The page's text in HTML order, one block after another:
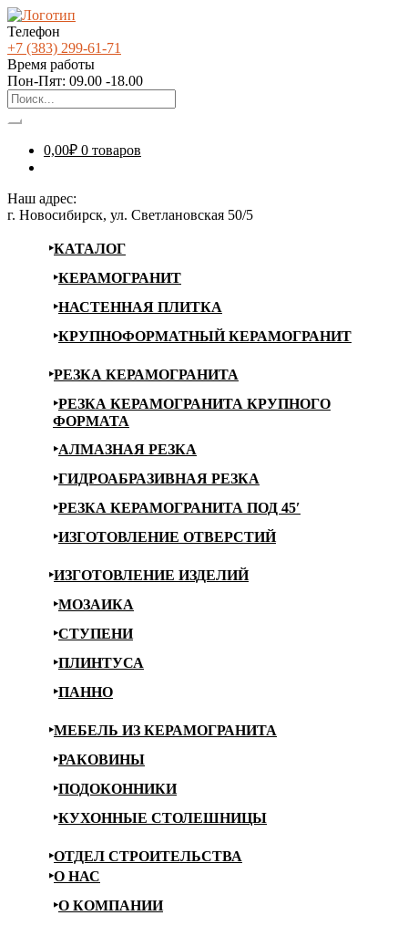
Телефон
+7 (383) 299-61-71
Время работы
Пон-Пят: 09.00 -18.00
0,00₽ 0 товаров
Наш адрес:
г. Новосибирск, ул. Светлановская 50/5
КАТАЛОГ
КЕРАМОГРАНИТ
НАСТЕННАЯ ПЛИТКА
КРУПНОФОРМАТНЫЙ КЕРАМОГРАНИТ
РЕЗКА КЕРАМОГРАНИТА
РЕЗКА КЕРАМОГРАНИТА КРУПНОГО
ФОРМАТА
АЛМАЗНАЯ РЕЗКА
ГИДРОАБРАЗИВНАЯ РЕЗКА
РЕЗКА КЕРАМОГРАНИТА ПОД 45′
ИЗГОТОВЛЕНИЕ ОТВЕРСТИЙ
ИЗГОТОВЛЕНИЕ ИЗДЕЛИЙ
МОЗАИКА
СТУПЕНИ
ПЛИНТУСА
ПАННО
МЕБЕЛЬ ИЗ КЕРАМОГРАНИТА
РАКОВИНЫ
ПОДОКОННИКИ
КУХОННЫЕ СТОЛЕШНИЦЫ
ОТДЕЛ СТРОИТЕЛЬСТВА
О НАС
О КОМПАНИИ